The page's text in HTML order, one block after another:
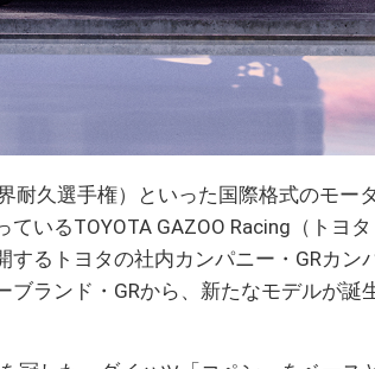
耐久選手権）といった国際格式のモー
いるTOYOTA GAZOO Racing（トヨ
るトヨタの社内カンパニー・GRカン
ランド・GRから、新たなモデルが誕